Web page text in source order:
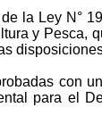
la Ley N°
y Pesca,
con
para el